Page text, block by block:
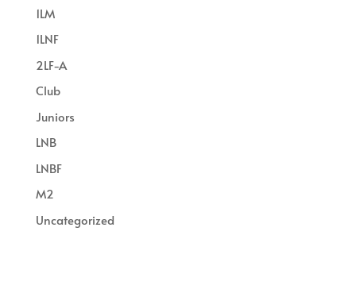
1LM
1LNF
2LF-A
Club
Juniors
LNB
LNBF
M2
Uncategorized